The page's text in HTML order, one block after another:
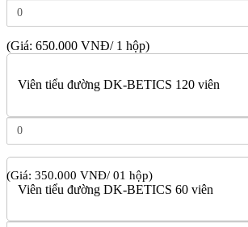
(Giá: 650.000 VNĐ/ 1 hộp)
Viên tiểu đường DK-BETICS 120 viên
(Giá: 350.000 VNĐ/ 01 hộp)
Viên tiểu đường DK-BETICS 60 viên